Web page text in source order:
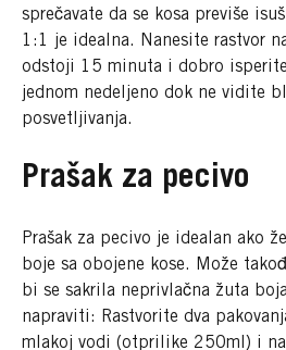
sprečavate da se kosa previše
1:1 je idealna. Nanesite rastvor
odstoji 15 minuta i dobro
jednom nedeljeno dok ne vidite
posvetljivanja.
Prašak za pecivo
Prašak za pecivo je idealan ako
boje sa obojene kose. Može
bi se sakrila neprivlačna žuta
napraviti: Rastvorite dva
mlakoj vodi (otprilike 250ml) i